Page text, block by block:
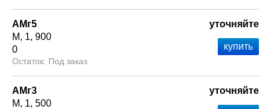
АМг5
М
1 900
0
Под заказ
уточняйте
АМг3
М
1 500
уточняйте